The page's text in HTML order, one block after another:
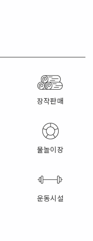
장작판매
물놀이장
운동시설